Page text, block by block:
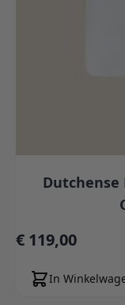
Dutchense
€ 119,00
In